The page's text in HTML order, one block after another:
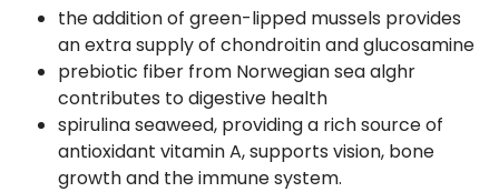
the addition of green-lipped mussels provides
an extra supply of chondroitin and glucosamine
prebiotic fiber from Norwegian sea alghr
contributes to digestive health
spirulina seaweed, providing a rich source of
antioxidant vitamin A, supports vision, bone
growth and the immune system.